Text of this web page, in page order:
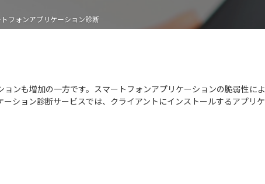
トフォンアプリケーション診断
ンも増加の一方です。スマートフォンアプリケーションの脆弱性に
ション診断サービスでは、クライアントにインストールするアプリ